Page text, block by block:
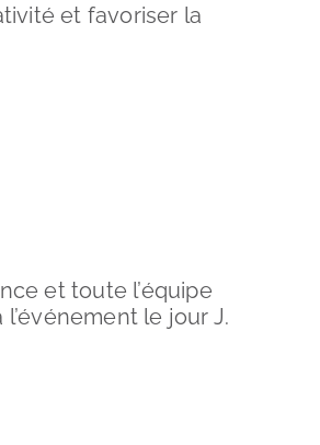
et favoriser la
et toute l’équipe
le jour J.